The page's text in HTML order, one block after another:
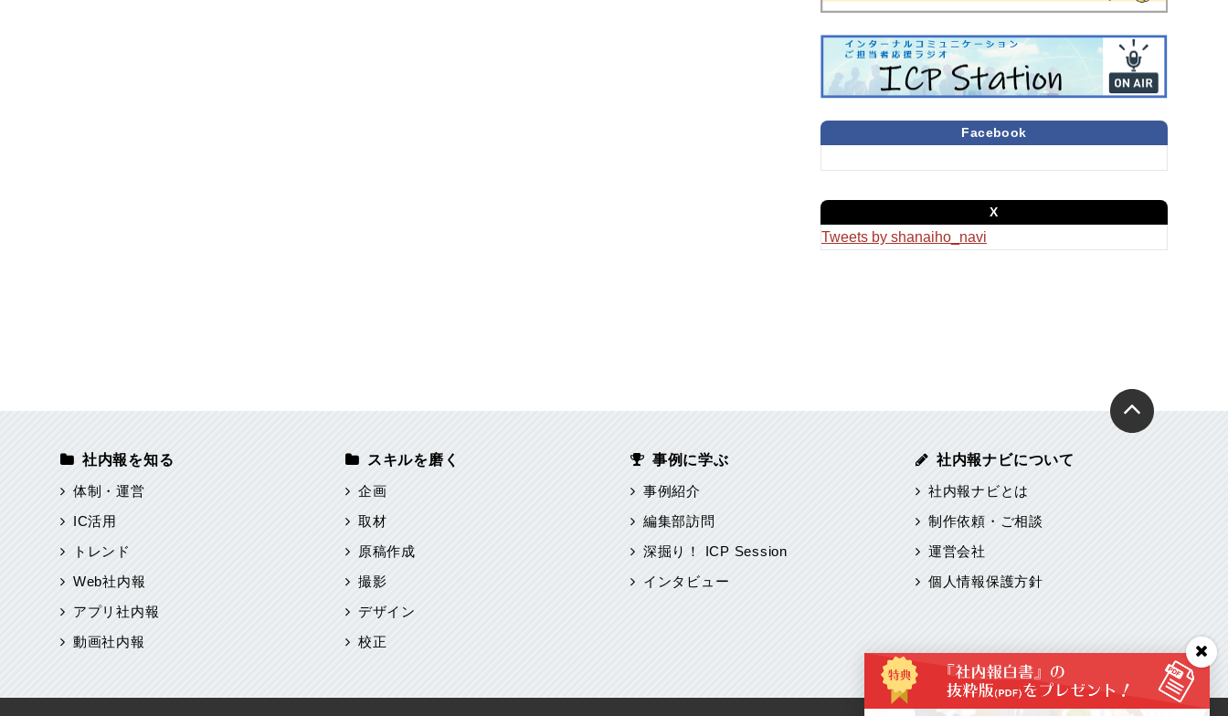
Facebook
X
Tweets by shanaiho_navi
社内報を知る
体制・運営
IC活用
トレンド
Web社内報
アプリ社内報
動画社内報
スキルを磨く
企画
取材
原稿作成
撮影
デザイン
校正
事例に学ぶ
事例紹介
編集部訪問
深掘り！ ICP Session
インタビュー
社内報ナビについて
社内報ナビとは
制作依頼・ご相談
運営会社
個人情報保護方針